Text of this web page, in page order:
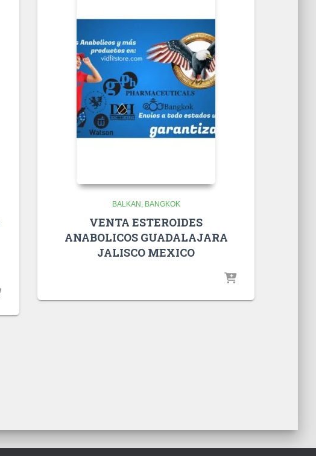
BALKAN BANGKOK
VENTA ESTEROIDES
ANABOLICOS GUADALAJARA
JALISCO MEXICO